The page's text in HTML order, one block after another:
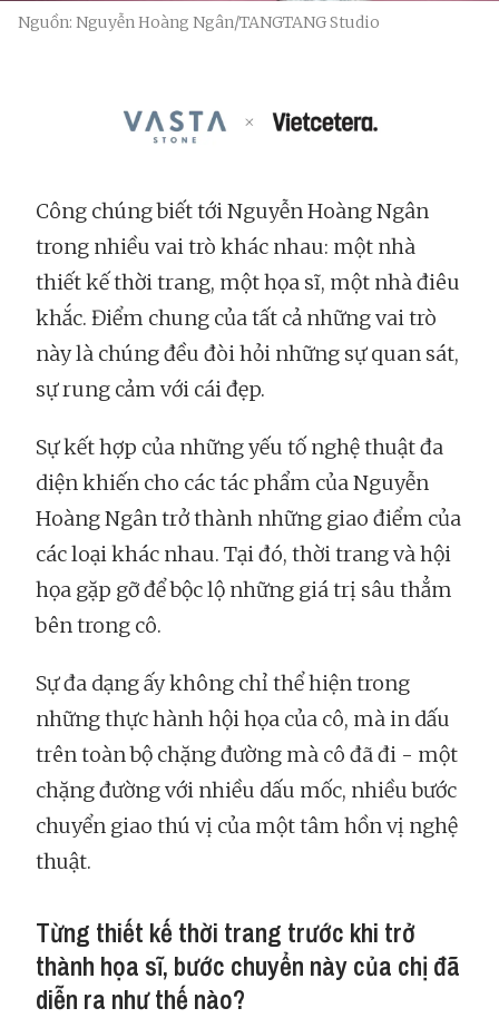
Nguồn: Nguyễn Hoàng Ngân/TANGTANG Studio
Công chúng biết tới Nguyễn Hoàng Ngân
trong nhiều vai trò khác nhau: một nhà
thiết kế thời trang, một họa sĩ, một nhà điêu
khắc. Điểm chung của tất cả những vai trò
này là chúng đều đòi hỏi những sự quan sát,
sự rung cảm với cái đẹp.
Sự kết hợp của những yếu tố nghệ thuật đa
diện khiến cho các tác phẩm của Nguyễn
Hoàng Ngân trở thành những giao điểm của
các loại khác nhau. Tại đó, thời trang và hội
họa gặp gỡ để bộc lộ những giá trị sâu thẳm
bên trong cô.
Sự đa dạng ấy không chỉ thể hiện trong
những thực hành hội họa của cô, mà in dấu
trên toàn bộ chặng đường mà cô đã đi - một
chặng đường với nhiều dấu mốc, nhiều bước
chuyển giao thú vị của một tâm hồn vị nghệ
thuật.
Từng thiết kế thời trang trước khi trở
thành họa sĩ, bước chuyển này của chị đã
diễn ra như thế nào?